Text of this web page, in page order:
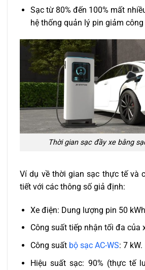
Sạc từ 80% đến 100% mất
hệ thống quản lý pin giảm công
Thời gian sạc đầy xe bằng
Ví dụ về thời gian sạc thực tế và
tiết với các thông số giả định:
Xe điện: Dung lượng pin 50
Công suất tiếp nhận tối đa của
Công suất bộ sạc AC-WS: 7 kW.
Hiệu suất sạc: 90% (thực tế